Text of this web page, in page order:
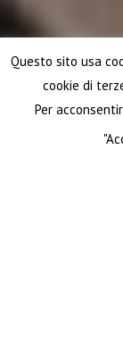
Questo sito usa
cookie di
Per